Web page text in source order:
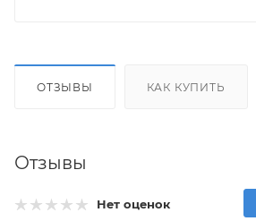
ОТЗЫВЫ КАК КУПИТЬ
Отзывы
Нет оценок